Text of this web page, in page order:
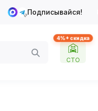
Подписывайся!
4%+ скидка
СТО